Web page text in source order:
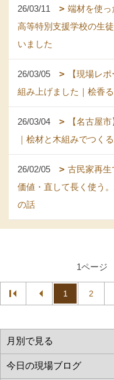
26/03/11
端材を使
高等特別支援学校の生
いました
26/03/05
【現場レ
組み上げました｜桧香
26/03/04
【名古屋
｜桧材と木組みでつく
26/02/05
古民家再
価値・直して長く使う
の話
1ページ
1 2